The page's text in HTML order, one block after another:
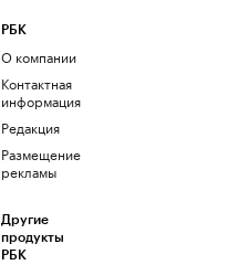
РБК
О компании
Контактная
информация
Редакция
Размещение
рекламы
Другие
продукты
РБК